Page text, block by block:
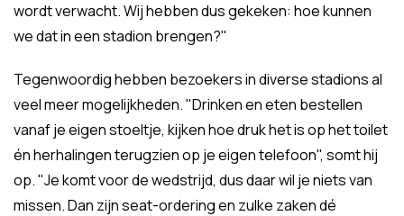
wordt verwacht. Wij hebben dus gekeken: hoe kunnen
we dat in een stadion brengen?"
Tegenwoordig hebben bezoekers in diverse stadions al
veel meer mogelijkheden. "Drinken en eten bestellen
vanaf je eigen stoeltje, kijken hoe druk het is op het toilet
én herhalingen terugzien op je eigen telefoon", somt hij
op. "Je komt voor de wedstrijd, dus daar wil je niets van
missen. Dan zijn seat-ordering en zulke zaken dé